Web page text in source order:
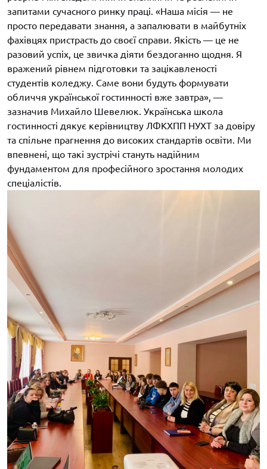
запитами сучасного ринку праці. «Наша місія — не
просто передавати знання, а запалювати в майбутніх
фахівцях пристрасть до своєї справи. Якість — це не
разовий успіх, це звичка діяти бездоганно щодня. Я
вражений рівнем підготовки та зацікавленості
студентів коледжу. Саме вони будуть формувати
обличчя української гостинності вже завтра», —
зазначив Михайло Шевелюк. Українська школа
гостинності дякує керівництву ЛФКХПП НУХТ за довіру
та спільне прагнення до високих стандартів освіти. Ми
впевнені, що такі зустрічі стануть надійним
фундаментом для професійного зростання молодих
спеціалістів.